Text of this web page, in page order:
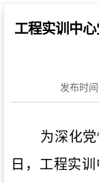
工程实训中
发布时
为深化
日，工程实